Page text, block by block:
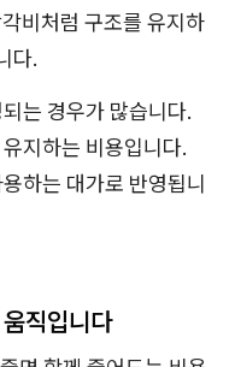
비처럼 구조를 유지하
다.
는 경우가 많습니다.
지하는 비용입니다.
하는 대가로 반영됩니
직입니다